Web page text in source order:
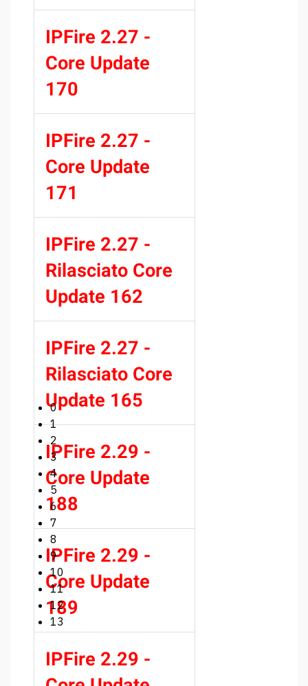
0
1
2
3
4
5
6
7
8
9
10
11
12
13
IPFire 2.27 -
Core Update
170
IPFire 2.27 -
Core Update
171
IPFire 2.27 -
Rilasciato Core
Update 162
IPFire 2.27 -
Rilasciato Core
Update 165
IPFire 2.29 -
Core Update
188
IPFire 2.29 -
Core Update
189
IPFire 2.29 -